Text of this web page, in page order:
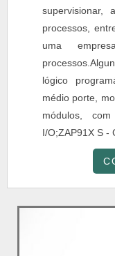
supervisionar,
processos,
uma
lógico
médio porte,
módulos,
I/O;ZAP91X S -